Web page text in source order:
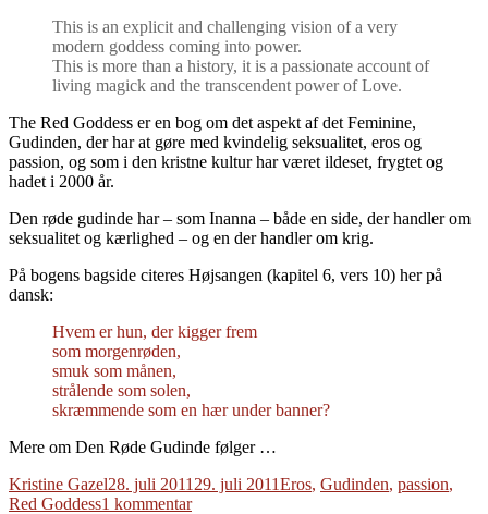
This is an explicit and challenging vision of a very
modern goddess coming into power.
This is more than a history, it is a passionate account of
living magick and the transcendent power of Love.
The Red Goddess er en bog om det aspekt af det Feminine,
Gudinden, der har at gøre med kvindelig seksualitet, eros og
passion, og som i den kristne kultur har været ildeset, frygtet og
hadet i 2000 år.
Den røde gudinde har – som Inanna – både en side, der handler om
seksualitet og kærlighed – og en der handler om krig.
På bogens bagside citeres Højsangen (kapitel 6, vers 10) her på
dansk:
Hvem er hun, der kigger frem
som morgenrøden,
smuk som månen,
strålende som solen,
skræmmende som en hær under banner?
Mere om Den Røde Gudinde følger …
Forfatter
Kristine GazelUdgivet
28. juli 2011 29. juli 2011Tags
Eros, Gudinden, passion,
Red Goddess1 kommentartil